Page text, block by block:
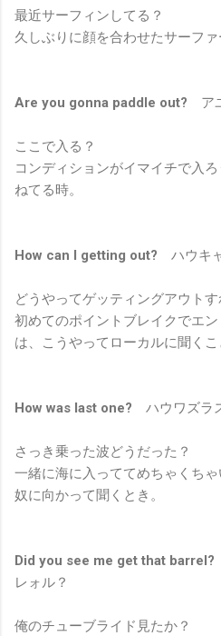
最近サーフィンしてる？
久しぶりに顔を合わせたサーファ
Are you gonna paddle out? ア
ここで入る？
コンディションがイマイチで入
ねてる時。
How can I getting out? ハウキ
どうやってゲッティングアウトす
初めてのポイントブレイクでエ
は、こうやってローカルに聞くこ
How was last one? ハウワズラ
さっき乗った波どうだった？
一緒に海に入っててめちゃくち
奴に向かって聞くとき。
Did you see me get that barrel?
レォル？
俺のチューブライド見たか？